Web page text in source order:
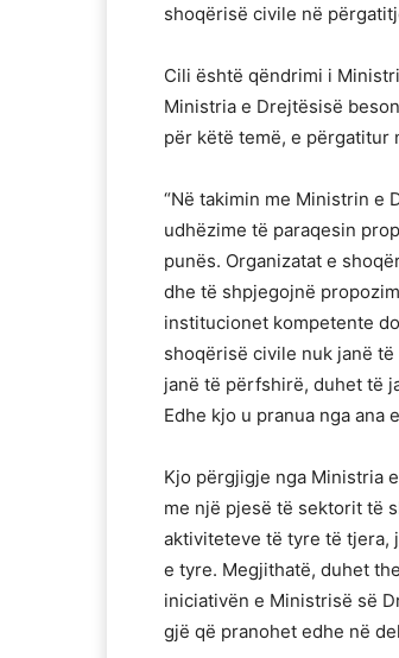
shoqërisë civile në
Cili është qëndrimi i
Ministria e Drejtësisë
për këtë temë, e përgatitur
“Në takimin me Ministrin e
udhëzime të paraqesin
punës. Organizatat e
dhe të shpjegojnë
institucionet kompetente
shoqërisë civile nuk janë
janë të përfshirë, duhet të
Edhe kjo u pranua nga ana
Kjo përgjigje nga Ministria
me një pjesë të sektorit të
aktiviteteve të tyre të tjera,
e tyre. Megjithatë, duhet
iniciativën e Ministrisë së
gjë që pranohet edhe në